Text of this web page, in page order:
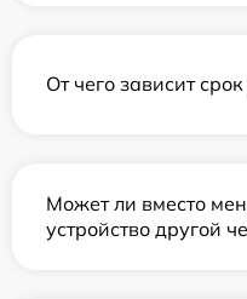
От чего зависит
Может ли вместо
устройство другой